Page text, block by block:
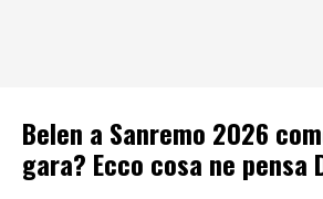
Belen a Sanremo 2026
gara? Ecco cosa ne pensa